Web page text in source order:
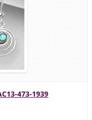
473-1939